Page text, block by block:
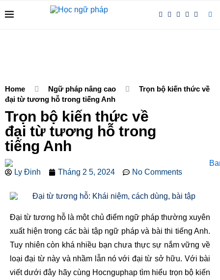
Home Ngữ pháp nâng cao
Trọn bộ kiến thức về
đại từ tương hỗ trong tiếng Anh
Trọn bộ kiến thức về
đại từ tương hỗ trong
tiếng Anh
Ly Đinh Tháng 2 5, 2024 No Comments
Đại từ tương hỗ là một chủ điểm ngữ pháp thường xuyên
xuất hiện trong các bài tập ngữ pháp và bài thi tiếng Anh.
Tuy nhiên còn khá nhiều bạn chưa thực sự nắm vững về
loại đại từ này và nhầm lẫn nó với đại từ sở hữu. Với bài
viết dưới đây hãy cùng Hocnguphap tìm hiểu trọn bộ kiến